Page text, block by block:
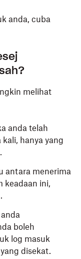
anda, cuba
melihat
anda telah
hanya yang
antara menerima
keadaan ini,
boleh
log masuk
disekat.